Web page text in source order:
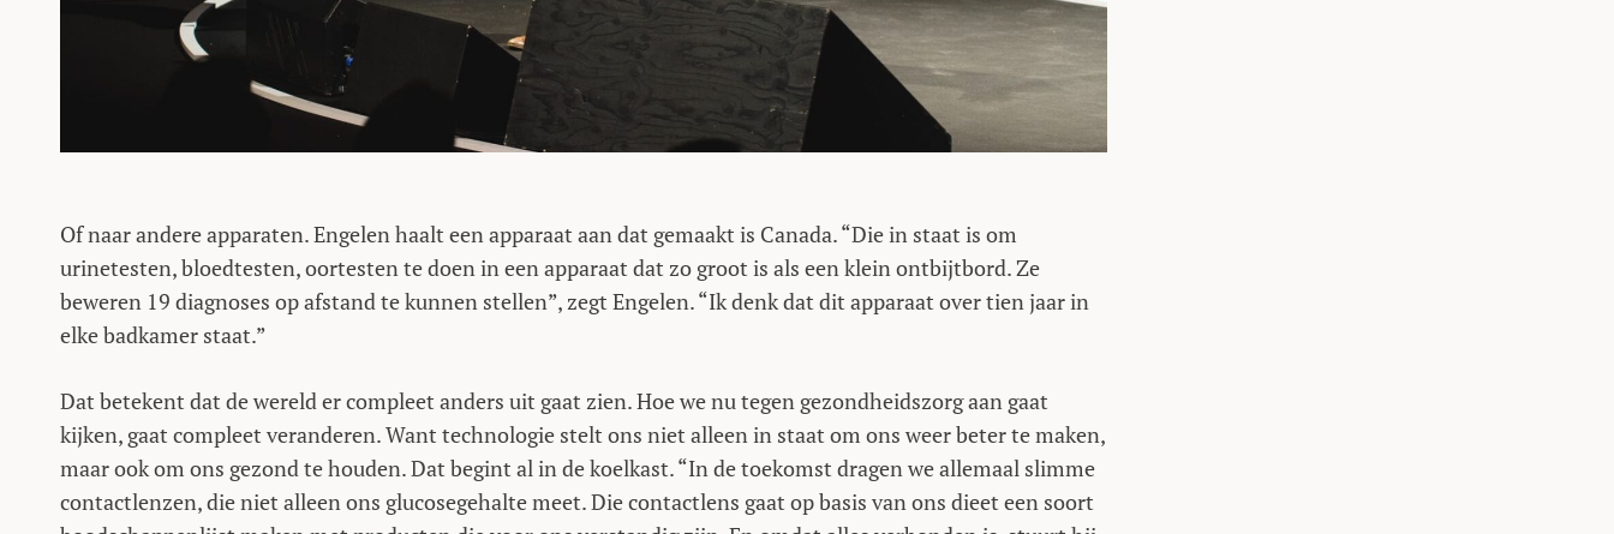
Of naar andere apparaten. Engelen haalt een apparaat aan dat gemaakt is Canada. “Die in staat is om
urinetesten, bloedtesten, oortesten te doen in een apparaat dat zo groot is als een klein ontbijtbord. Ze
beweren 19 diagnoses op afstand te kunnen stellen”, zegt Engelen. “Ik denk dat dit apparaat over tien jaar in
elke badkamer staat.”
Dat betekent dat de wereld er compleet anders uit gaat zien. Hoe we nu tegen gezondheidszorg aan gaat
kijken, gaat compleet veranderen. Want technologie stelt ons niet alleen in staat om ons weer beter te maken,
maar ook om ons gezond te houden. Dat begint al in de koelkast. “In de toekomst dragen we allemaal slimme
contactlenzen, die niet alleen ons glucosegehalte meet. Die contactlens gaat op basis van ons dieet een soort